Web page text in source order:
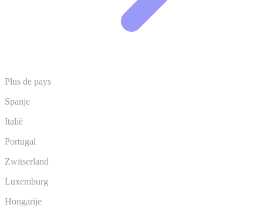
Plus de pays
Spanje
Italië
Portugal
Zwitserland
Luxemburg
Hongarije